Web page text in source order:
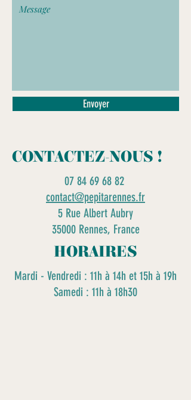
Envoyer
CONTACTEZ-NOUS !
07 84 69 68 82
contact@pepitarennes.fr
5 Rue Albert Aubry
35000 Rennes, France
HORAIRES
Mardi - Vendredi : 11h à 14h et 15h à 19h
Samedi : 11h à 18h30